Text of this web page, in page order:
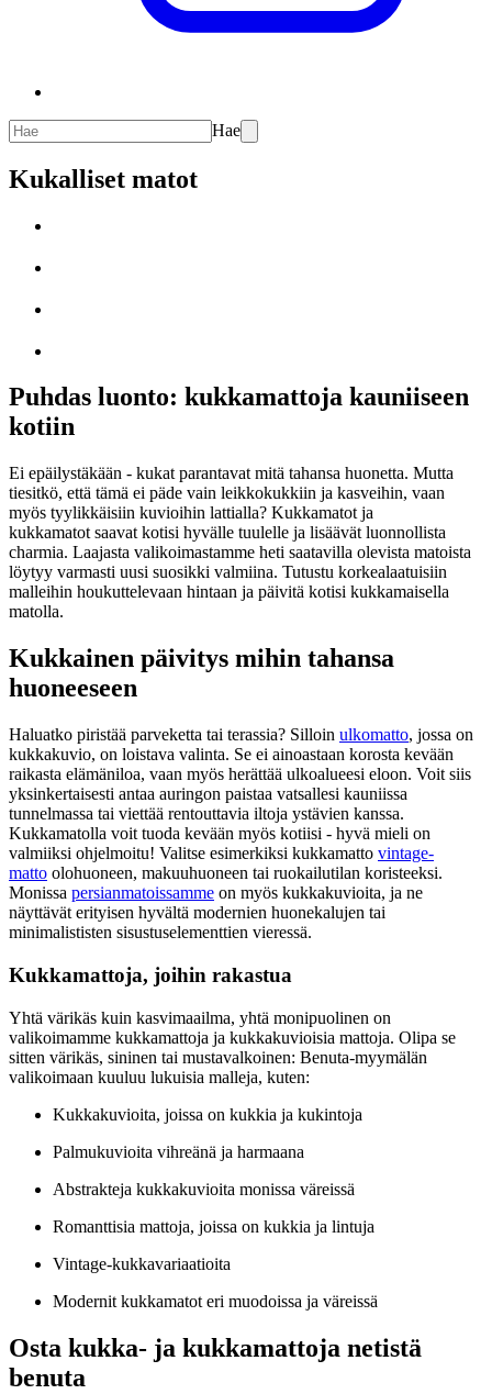
Hae
Kukalliset matot
Puhdas luonto: kukkamattoja kauniiseen
kotiin
Ei epäilystäkään - kukat parantavat mitä tahansa huonetta. Mutta
tiesitkö, että tämä ei päde vain leikkokukkiin ja kasveihin, vaan
myös tyylikkäisiin kuvioihin lattialla? Kukkamatot ja
kukkamatot saavat kotisi hyvälle tuulelle ja lisäävät luonnollista
charmia. Laajasta valikoimastamme heti saatavilla olevista matoista
löytyy varmasti uusi suosikki valmiina. Tutustu korkealaatuisiin
malleihin houkuttelevaan hintaan ja päivitä kotisi kukkamaisella
matolla.
Kukkainen päivitys mihin tahansa
huoneeseen
Haluatko piristää parveketta tai terassia? Silloin ulkomatto, jossa on
kukkakuvio, on loistava valinta. Se ei ainoastaan korosta kevään
raikasta elämäniloa, vaan myös herättää ulkoalueesi eloon. Voit siis
yksinkertaisesti antaa auringon paistaa vatsallesi kauniissa
tunnelmassa tai viettää rentouttavia iltoja ystävien kanssa.
Kukkamatolla voit tuoda kevään myös kotiisi - hyvä mieli on
valmiiksi ohjelmoitu! Valitse esimerkiksi kukkamatto vintage-
matto olohuoneen, makuuhuoneen tai ruokailutilan koristeeksi.
Monissa persianmatoissamme on myös kukkakuvioita, ja ne
näyttävät erityisen hyvältä modernien huonekalujen tai
minimalististen sisustuselementtien vieressä.
Kukkamattoja, joihin rakastua
Yhtä värikäs kuin kasvimaailma, yhtä monipuolinen on
valikoimamme kukkamattoja ja kukkakuvioisia mattoja. Olipa se
sitten värikäs, sininen tai mustavalkoinen: Benuta-myymälän
valikoimaan kuuluu lukuisia malleja, kuten:
Kukkakuvioita, joissa on kukkia ja kukintoja
Palmukuvioita vihreänä ja harmaana
Abstrakteja kukkakuvioita monissa väreissä
Romanttisia mattoja, joissa on kukkia ja lintuja
Vintage-kukkavariaatioita
Modernit kukkamatot eri muodoissa ja väreissä
Osta kukka- ja kukkamattoja netistä
benuta